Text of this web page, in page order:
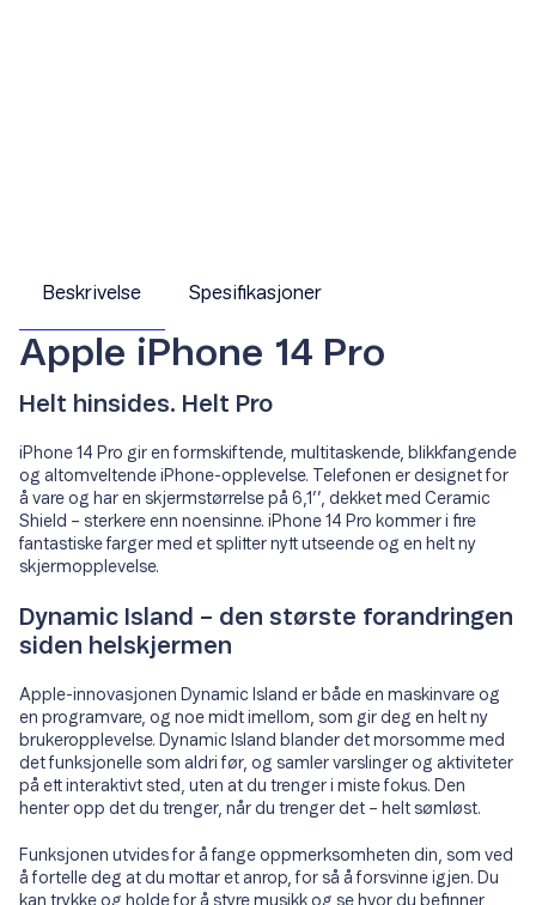
Beskrivelse Spesifikasjoner
Apple iPhone 14 Pro
Helt hinsides. Helt Pro
iPhone 14 Pro gir en formskiftende, multitaskende, blikkfangende
og altomveltende iPhone-opplevelse. Telefonen er designet for
å vare og har en skjermstørrelse på 6,1’’, dekket med Ceramic
Shield – sterkere enn noensinne. iPhone 14 Pro kommer i fire
fantastiske farger med et splitter nytt utseende og en helt ny
skjermopplevelse.
Dynamic Island – den største forandringen
siden helskjermen
Apple-innovasjonen Dynamic Island er både en maskinvare og
en programvare, og noe midt imellom, som gir deg en helt ny
brukeropplevelse. Dynamic Island blander det morsomme med
det funksjonelle som aldri før, og samler varslinger og aktiviteter
på ett interaktivt sted, uten at du trenger i miste fokus. Den
henter opp det du trenger, når du trenger det – helt sømløst.
Funksjonen utvides for å fange oppmerksomheten din, som ved
å fortelle deg at du mottar et anrop, for så å forsvinne igjen. Du
kan trykke og holde for å styre musikk og se hvor du befinner